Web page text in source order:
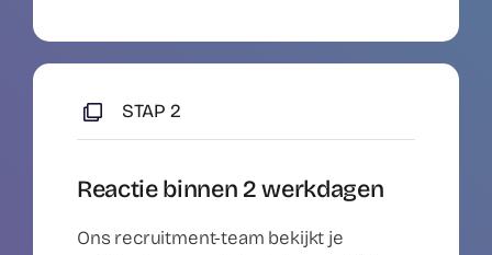
STAP 2
Reactie binnen 2 werkdagen
Ons recruitment-team bekijkt je